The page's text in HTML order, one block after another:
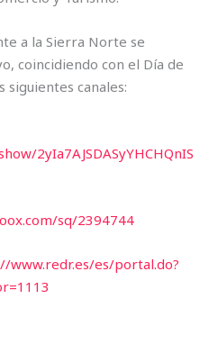
a la Sierra Norte se
coincidiendo con el Día de
siguientes canales:
2yIa7AJSDASyYHCHQnIS
sq/2394744
www.redr.es/es/portal.do?